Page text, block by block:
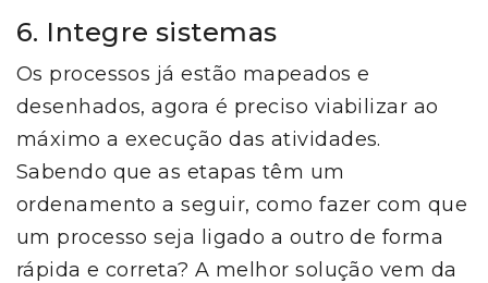
6. Integre sistemas
Os processos já estão mapeados e
desenhados, agora é preciso viabilizar ao
máximo a execução das atividades.
Sabendo que as etapas têm um
ordenamento a seguir, como fazer com que
um processo seja ligado a outro de forma
rápida e correta? A melhor solução vem da